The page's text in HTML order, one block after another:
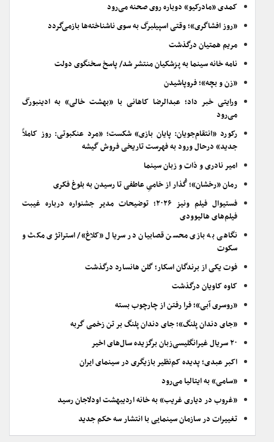
کمدی «مادرکیو» دوباره روی صحنه می‌رود
«روز افشاگری»؛ وقتی اسپیلبرگ به سوی ناشناخته‌ها بازمی‌گردد
مریم همتیان درگذشت
نامه خانه سینما به پزشکیان منتشر شد/ پاسخ سخنگوی دولت
«زن و بچه»؛ فروپاشیدن
ورایتی خبر داد؛ عبدالرضا کاهانی با «بهشت خالی» به ادینبورگ
می‌رود
رکورد «انتقام‌جویان: پایان بازی» شکست؛ «مرد عنکبوتی: روز کاملاً
جدید» درحال ورود به فهرست تاریخی فروش گیشه
امیر نادری و ذات و زبان سینما
رمان «رخشان»؛ گُذار از خامیِ عاطفی تا رسیدن به بلوغ فکری
فستیوال فیلم ونیز ۲۰۲۶؛ توضیحات مدیر جشنواره درباره غیبت
فیلم‌های هالیوودی
نگاهی به بازی محسن قصابیان در سریال «کلاغ»/ استراتژی مکث و
سکوت
فوت یکی از برندگان اسکار؛ گلن هانسارد درگذشت
کاوه کاویان درگذشت
«روسری آبی»؛ فرا رفتن از چارچوب بسته
«جای دندان پلنگ»؛ جای دندان پلنگ بر تن زخمی گربه
۲۰ سریال غیرانگلیسی‌زبان برگزیده سال‌های اخیر
اکبر عبدی؛ پدیده کم‌نظیر بازیگری در سینمای ایران
«سامی» به ایتالیا می‌رود
«غروب در دیاری غریب» به خانه اردیبهشت اودلاجان رسید
تغییرات در سازمان سینمایی با انتشار سه حکم جدید